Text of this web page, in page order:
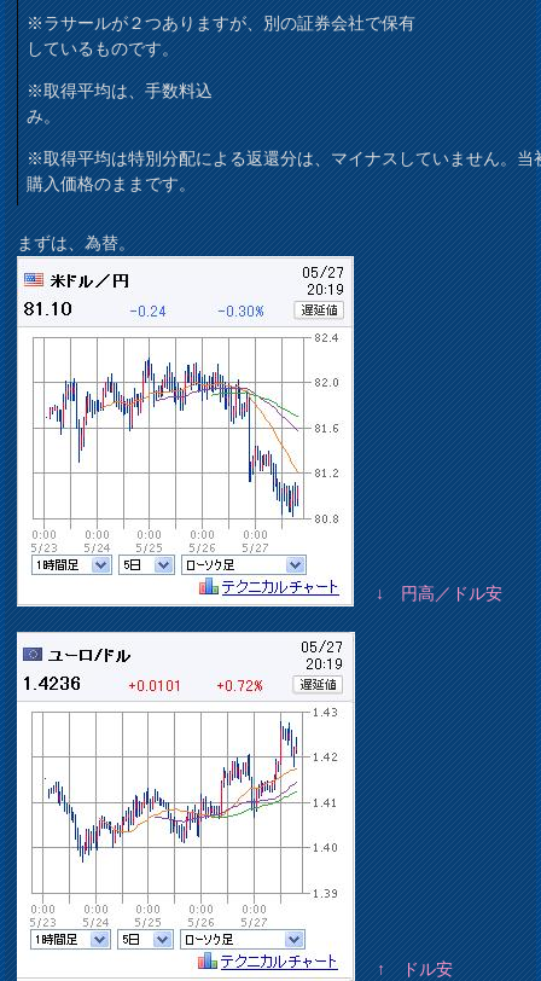
※ラサールが２つありますが、別の証券会社で保有
しているものです。
※取得平均は、手数料込
み。
※取得平均は特別分配による返還分は、マイナスしていません。当
購入価格のままです。
まずは、為替。
↓ 円高／ドル安
↑ ドル安